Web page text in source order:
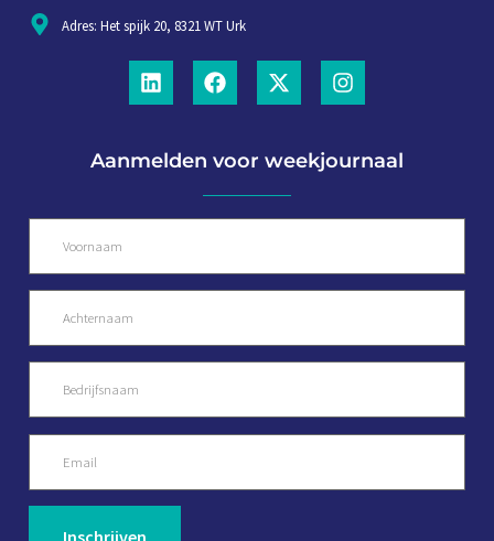
Adres: Het spijk 20, 8321 WT Urk
Aanmelden voor weekjournaal